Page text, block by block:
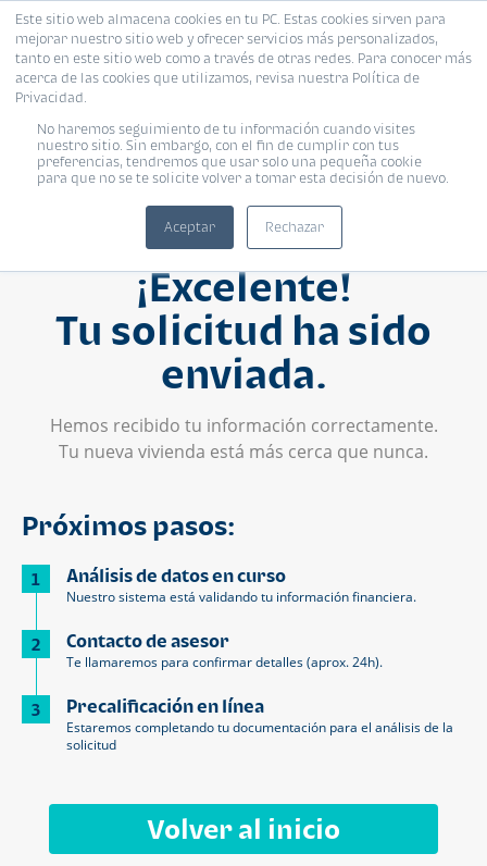
Este sitio web almacena cookies en tu PC. Estas cookies sirven para
mejorar nuestro sitio web y ofrecer servicios más personalizados,
tanto en este sitio web como a través de otras redes. Para conocer más
acerca de las cookies que utilizamos, revisa nuestra Política de
Privacidad.
No haremos seguimiento de tu información cuando visites
nuestro sitio. Sin embargo, con el fin de cumplir con tus
preferencias, tendremos que usar solo una pequeña cookie
para que no se te solicite volver a tomar esta decisión de nuevo.
Aceptar Rechazar
¡Excelente!
Tu solicitud ha sido
enviada.
Hemos recibido tu información correctamente.
Tu nueva vivienda está más cerca que nunca.
Próximos pasos:
1 Análisis de datos en curso
Nuestro sistema está validando tu información financiera.
2 Contacto de asesor
Te llamaremos para confirmar detalles (aprox. 24h).
3 Precalificación en línea
Estaremos completando tu documentación para el análisis de la
solicitud
Volver al inicio